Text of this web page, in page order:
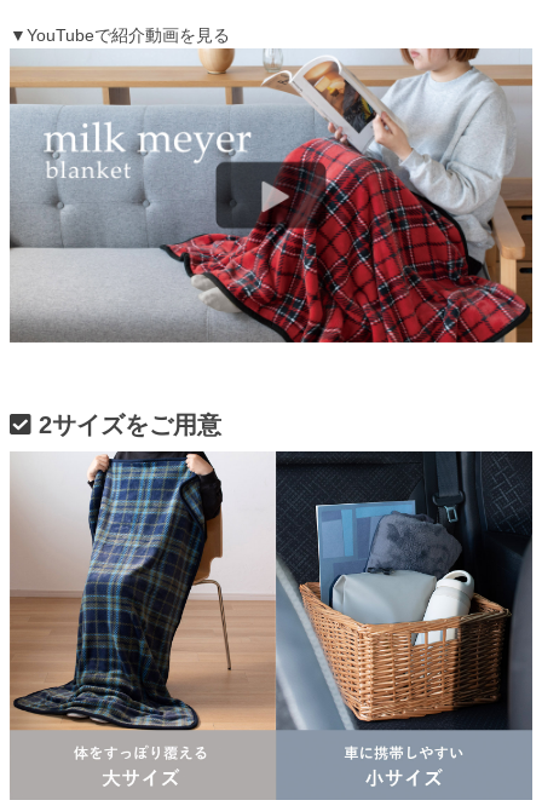
▼YouTubeで紹介動画を見る
2サイズをご用意